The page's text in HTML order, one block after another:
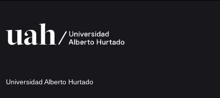
Universidad Alberto Hurtado